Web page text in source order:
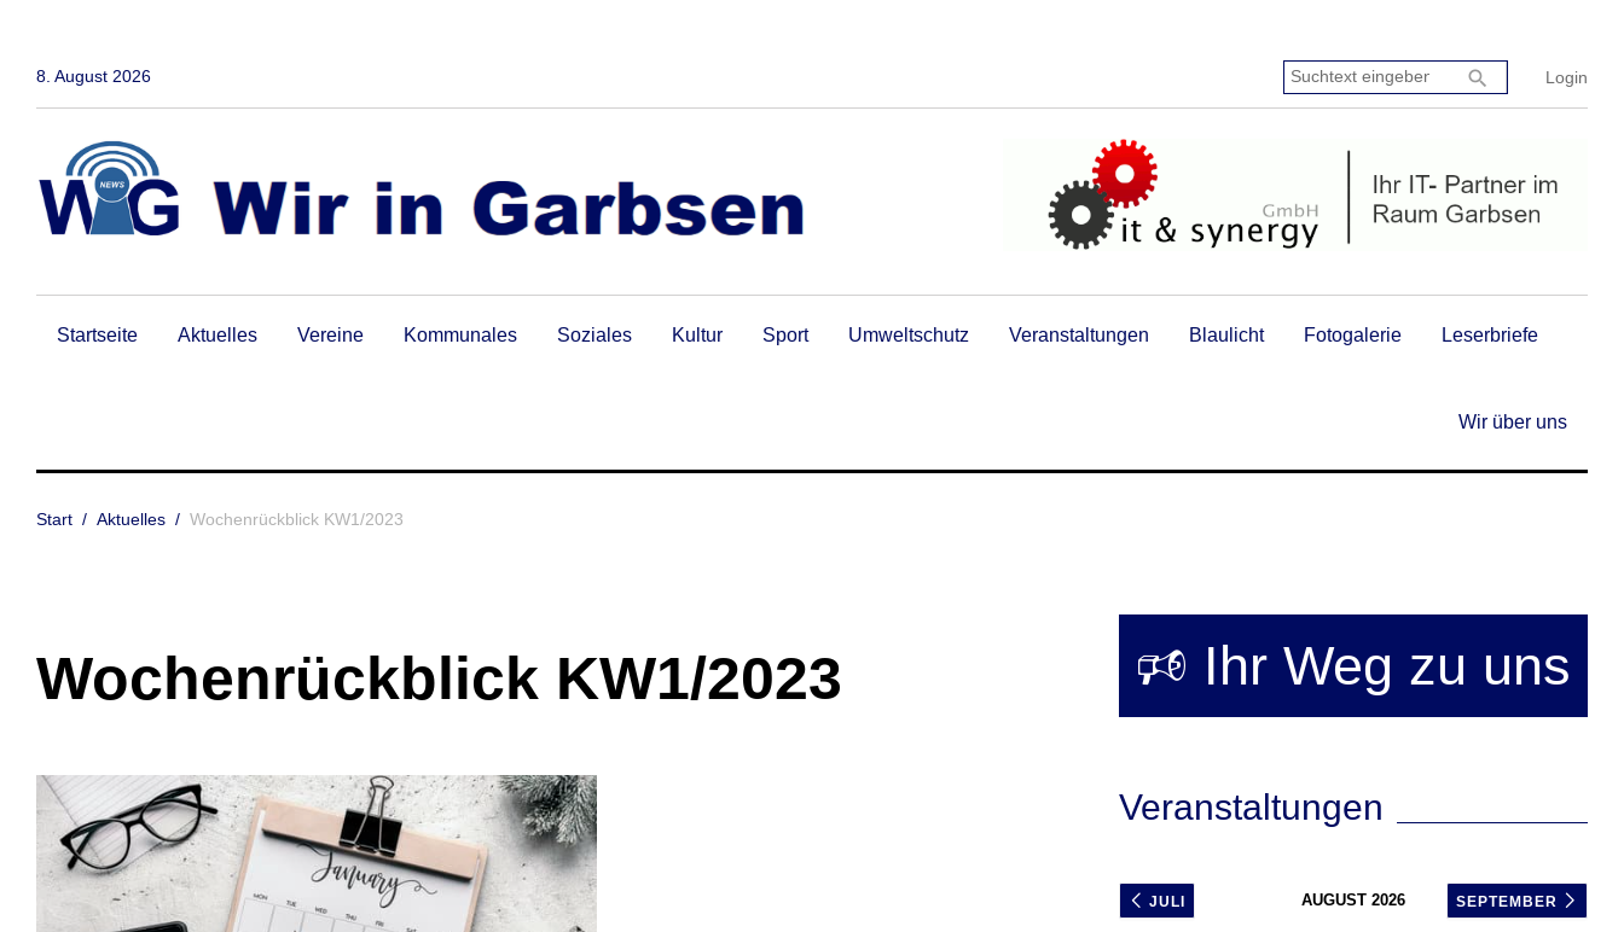
8. August 2026 Login
Suchtext
eingeben:
search
Startseite Aktuelles Vereine Kommunales Soziales Kultur Sport Umweltschutz Veranstaltungen Blaulicht Fotogalerie Leserbriefe
Wir über uns
Start / Aktuelles / Wochenrückblick KW1/2023
Wochenrückblick KW1/2023 🕫 Ihr Weg zu uns
Veranstaltungen
JULI AUGUST 2026 SEPTEMBER